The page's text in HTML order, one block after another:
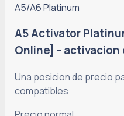
A5/A6 Platinum
A5 Activator
Online] - activacion
Una posicion de precio
compatibles